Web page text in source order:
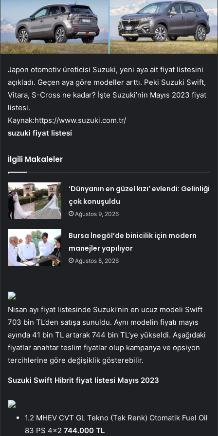
Japon otomotiv üreticisi Suzuki, yeni aya ait fiyat listesini
açıkladı. Geçen aya göre modeller arttı. Peki Suzuki Swift,
Vitara, S-Cross ne kadar? İşte Suzuki’nin Mayıs 2023 fiyat
listesi.
Kaynak:https://www.suzuki.com.tr/
suzuki fiyat listesi
İlgili Makaleler
‘Dünyanın en güzel kızı’ evlendi: Gelinliği
çok konuşuldu
Ağustos 9, 2026
Bursa İnegöl’de binicilik için modern
manejler yapılıyor
Ağustos 8, 2026
Nisan ayı fiyat listesinde Suzuki’nin en ucuz modeli Swift
703 bin TL’den satışa sunuldu. Aynı modelin fiyatı mayıs
ayında 41 bin TL artarak 744 bin TL’ye yükseldi. Aşağıdaki
fiyatlar anahtar teslim fiyatlar olup kampanya ve opsiyon
tercihlerine göre değişiklik gösterebilir.
Suzuki Swift Hibrit fiyat listesi Mayıs 2023
1.2 MHEV CVT GL Tekno (Tek Renk) Otomatik Fuel Oil
83 PS 4×2 744.000 TL